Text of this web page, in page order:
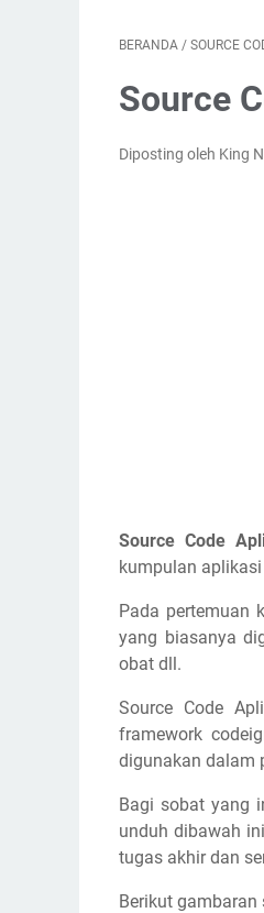
BERANDA / SOURCE
Source
Diposting oleh King
Source Code
kumpulan
Pada pertemuan
yang biasanya
obat dll.
Source Code
framework
digunakan dalam
Bagi sobat yang
unduh dibawah
tugas akhir dan
Berikut gambaran